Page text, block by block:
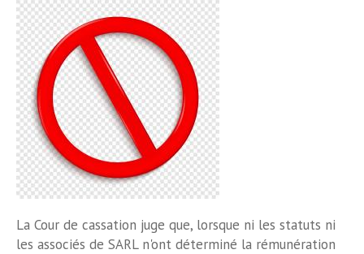
La Cour de cassation juge que, lorsque ni les statuts ni
les associés de SARL n'ont déterminé la rémunération